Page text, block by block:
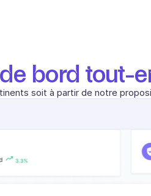
bord tout-
soit à partir de notre